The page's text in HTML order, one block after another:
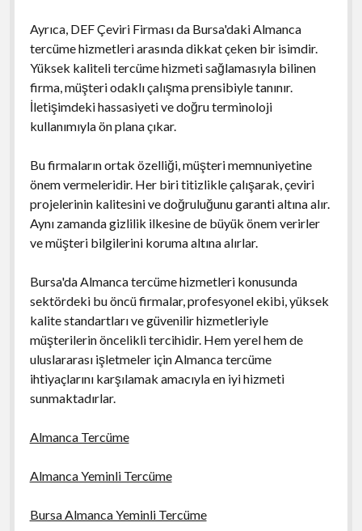
Ayrıca, DEF Çeviri Firması da Bursa'daki Almanca
tercüme hizmetleri arasında dikkat çeken bir isimdir.
Yüksek kaliteli tercüme hizmeti sağlamasıyla bilinen
firma, müşteri odaklı çalışma prensibiyle tanınır.
İletişimdeki hassasiyeti ve doğru terminoloji
kullanımıyla ön plana çıkar.
Bu firmaların ortak özelliği, müşteri memnuniyetine
önem vermeleridir. Her biri titizlikle çalışarak, çeviri
projelerinin kalitesini ve doğruluğunu garanti altına alır.
Aynı zamanda gizlilik ilkesine de büyük önem verirler
ve müşteri bilgilerini koruma altına alırlar.
Bursa'da Almanca tercüme hizmetleri konusunda
sektördeki bu öncü firmalar, profesyonel ekibi, yüksek
kalite standartları ve güvenilir hizmetleriyle
müşterilerin öncelikli tercihidir. Hem yerel hem de
uluslararası işletmeler için Almanca tercüme
ihtiyaçlarını karşılamak amacıyla en iyi hizmeti
sunmaktadırlar.
Almanca Tercüme
Almanca Yeminli Tercüme
Bursa Almanca Yeminli Tercüme